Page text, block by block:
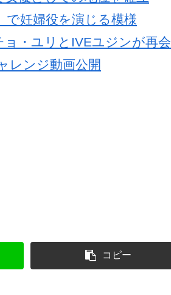
で妊婦役を演じる模様
・ユリとIVEユジンが再会
レンジ動画公開
コピー